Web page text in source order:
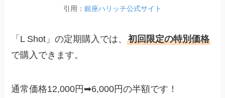
引用： 銀座ハリッチ公式サイト
「L Shot」の定期購入では、初回限定の特別価格
で購入できます。
通常価格12,000円➡︎6,000円の半額です！